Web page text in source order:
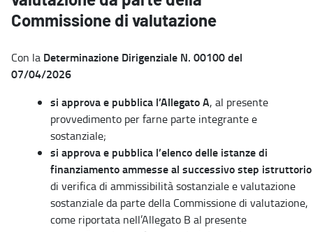
Commissione di valutazione
Con la Determinazione Dirigenziale N. 00100 del
07/04/2026
si approva e pubblica l’Allegato A, al presente
provvedimento per farne parte integrante e
sostanziale;
si approva e pubblica l’elenco delle istanze di
finanziamento ammesse al successivo step istruttorio
di verifica di ammissibilità sostanziale e valutazione
sostanziale da parte della Commissione di valutazione,
come riportata nell’Allegato B al presente